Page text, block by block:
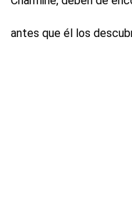
antes que él los